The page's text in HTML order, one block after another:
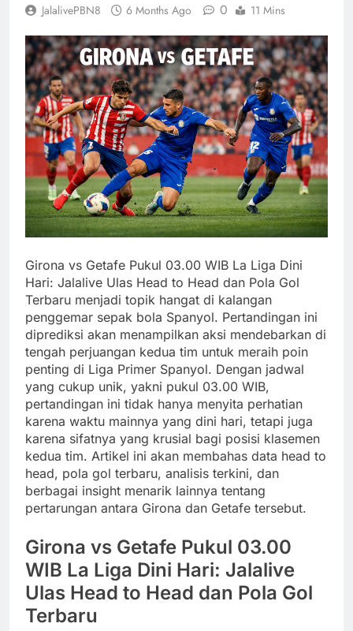
JalalivePBN8 6 Months Ago 0 11 Mins
Girona vs Getafe Pukul 03.00 WIB La Liga Dini
Hari: Jalalive Ulas Head to Head dan Pola Gol
Terbaru menjadi topik hangat di kalangan
penggemar sepak bola Spanyol. Pertandingan ini
diprediksi akan menampilkan aksi mendebarkan di
tengah perjuangan kedua tim untuk meraih poin
penting di Liga Primer Spanyol. Dengan jadwal
yang cukup unik, yakni pukul 03.00 WIB,
pertandingan ini tidak hanya menyita perhatian
karena waktu mainnya yang dini hari, tetapi juga
karena sifatnya yang krusial bagi posisi klasemen
kedua tim. Artikel ini akan membahas data head to
head, pola gol terbaru, analisis terkini, dan
berbagai insight menarik lainnya tentang
pertarungan antara Girona dan Getafe tersebut.
Girona vs Getafe Pukul 03.00
WIB La Liga Dini Hari: Jalalive
Ulas Head to Head dan Pola Gol
Terbaru